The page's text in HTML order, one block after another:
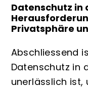
Datenschutz in
Privatsphäre
Abschliessend
Datenschutz in
unerlässlich ist,